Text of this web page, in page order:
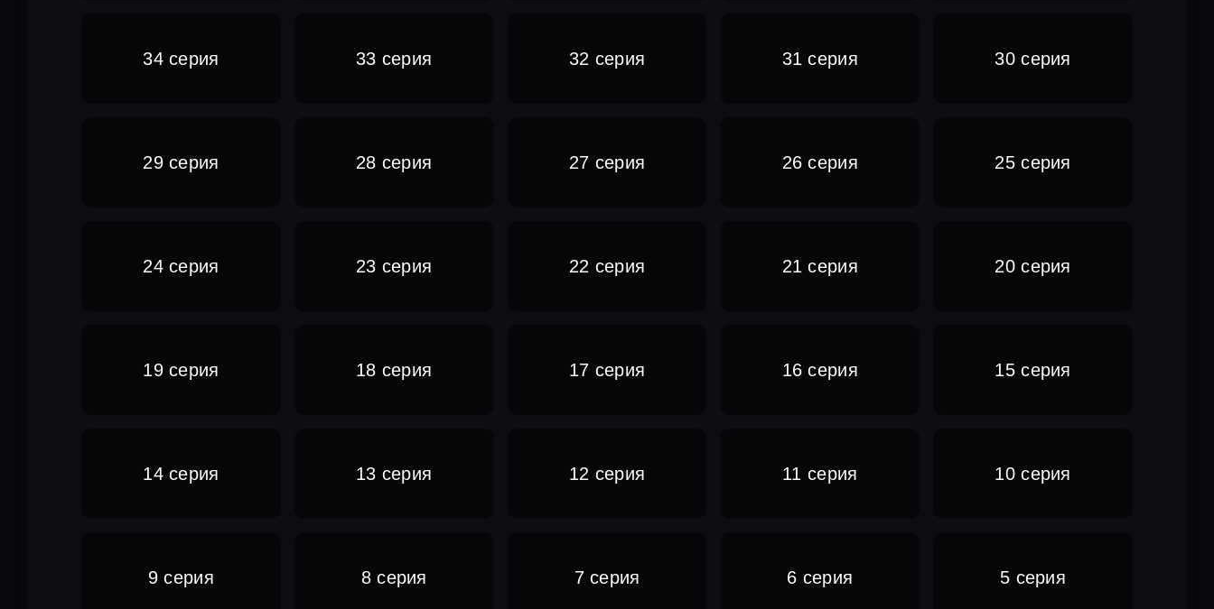
34 серия 33 серия 32 серия 31 серия 30 серия
29 серия 28 серия 27 серия 26 серия 25 серия
24 серия 23 серия 22 серия 21 серия 20 серия
19 серия 18 серия 17 серия 16 серия 15 серия
14 серия 13 серия 12 серия 11 серия 10 серия
9 серия 8 серия 7 серия 6 серия 5 серия